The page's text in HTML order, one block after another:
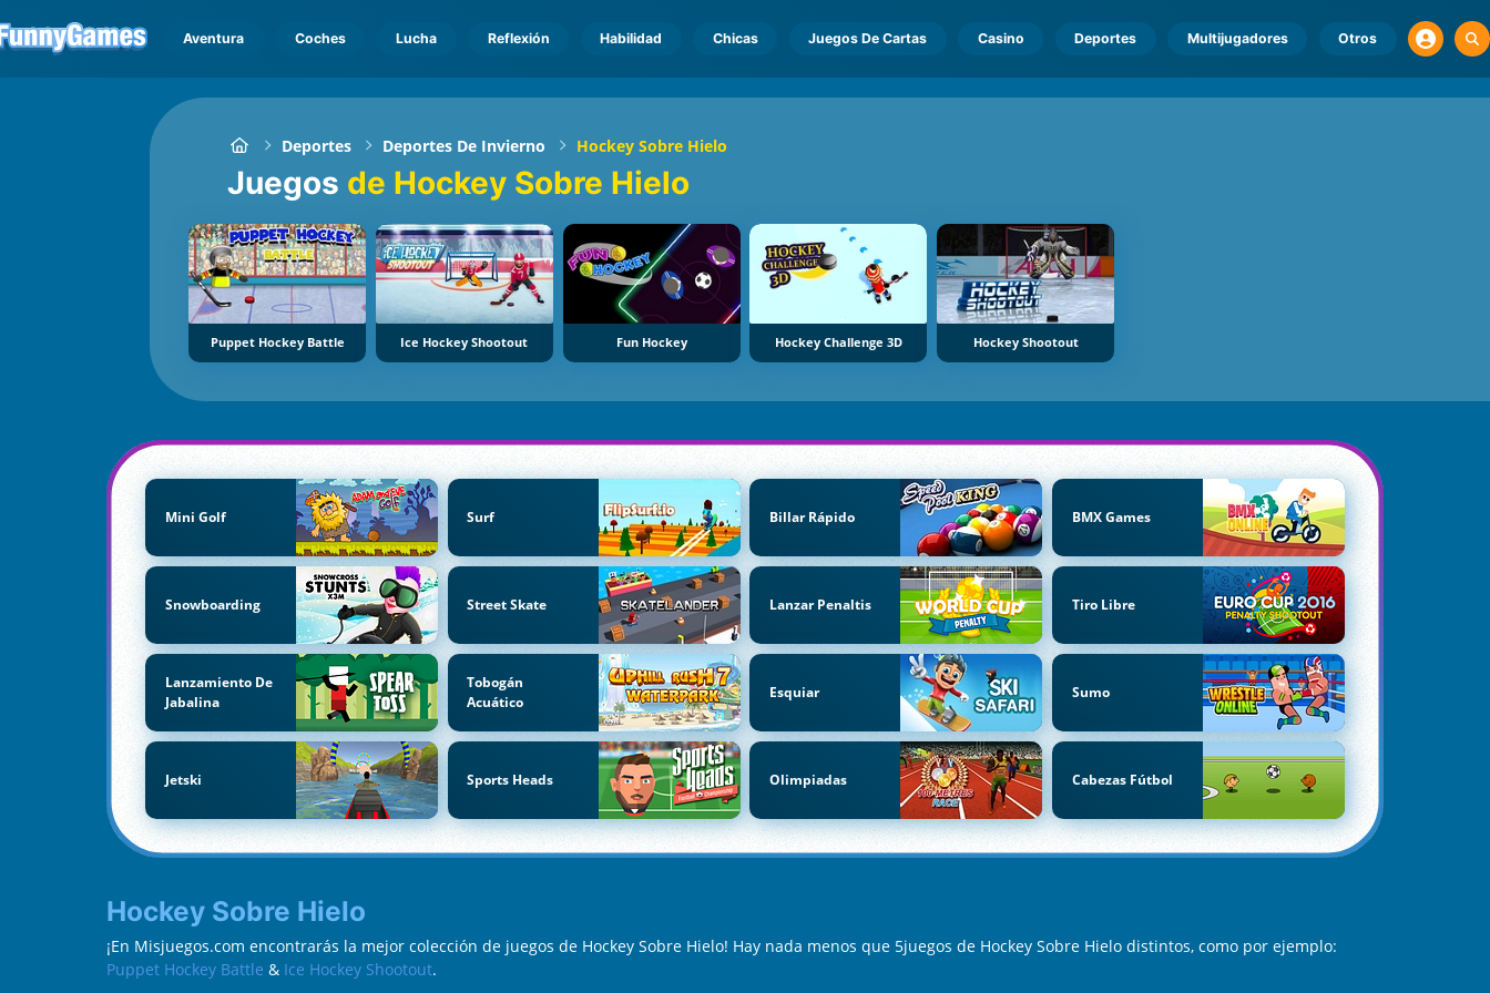
Aventura Coches Lucha Reflexión Habilidad Chicas Juegos De Cartas Casino Deportes Multijugadores Otros
Deportes Deportes De Invierno Hockey Sobre Hielo
Juegos de Hockey Sobre Hielo
Puppet Hockey Battle Ice Hockey Shootout Fun Hockey Hockey Challenge 3D Hockey Shootout
Mini Golf Surf Billar Rápido BMX Games
Snowboarding Street Skate Lanzar Penaltis Tiro Libre
Lanzamiento De
Jabalina
Tobogán
Acuático
Esquiar Sumo
Jetski Sports Heads Olimpiadas Cabezas Fútbol
Hockey Sobre Hielo
¡En Misjuegos.com encontrarás la mejor colección de juegos de Hockey Sobre Hielo! Hay nada menos que 5juegos de Hockey Sobre Hielo distintos, como por ejemplo:
Puppet Hockey Battle & Ice Hockey Shootout.